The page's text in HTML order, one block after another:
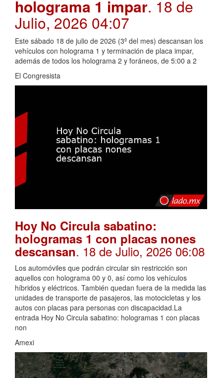
holograma 1 impar. 18 de
Julio, 2026 04:07
Este sábado 18 de julio de 2026 (3º del mes) descansan los
vehículos con holograma 1 y terminación de placa impar,
además de todos los holograma 2 y foráneos, de 5:00 a 2
El Congresista
Hoy No Circula sabatino:
hologramas 1 con placas nones
descansan. 18 de Julio, 2026 06:08
Los automóviles que podrán circular sin restricción son
aquellos con holograma 00 y 0, así como los vehículos
híbridos y eléctricos. También quedan fuera de la medida las
unidades de transporte de pasajeros, las motocicletas y los
autos con placas para personas con discapacidad.La
entrada Hoy No Circula sabatino: hologramas 1 con placas
non
Amexi